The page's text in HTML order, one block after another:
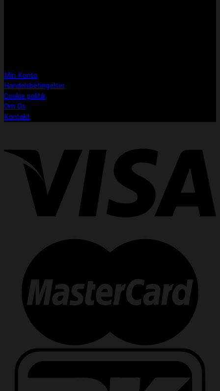
Min Konto
Handelsbetingelser
Cookie politik
Om Os
Kontakt